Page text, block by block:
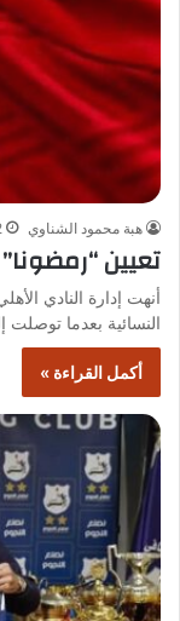
هبة محمود الشناوي 2
تعيين
أنهت إدارة النادي
النسائية بعدما
أكمل القراءة »